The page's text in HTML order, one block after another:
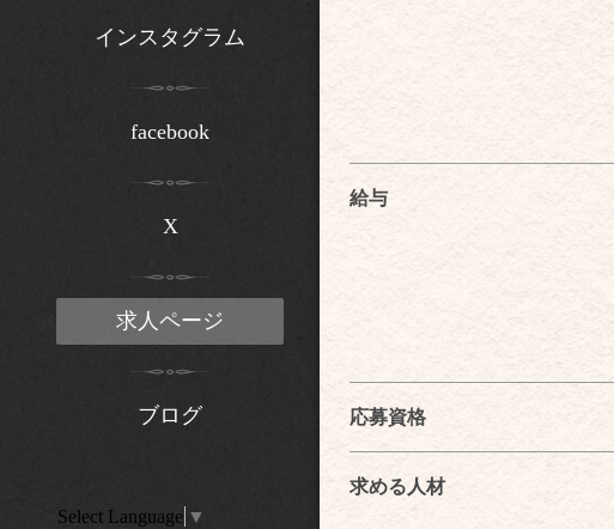
給与
応募資格
求める人材
インスタグラム
facebook
X
求人ページ
ブログ
Select Language ▼